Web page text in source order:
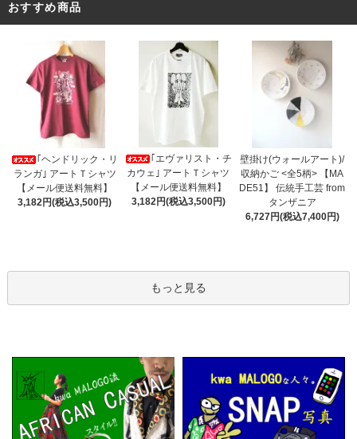
おすすめ商品
｢ヘンドリック・リ
ランガ｣ アートＴシャツ
【メール便送料無料】
3,182円(税込3,500円)
｢エヴァリスト・チ
カウェ｣ アートＴシャツ
【メール便送料無料】
3,182円(税込3,500円)
壁掛け(ウォールアート)/
収納かご <全5柄> 【MA
DE51】 伝統手工芸 from
タンザニア
6,727円(税込7,400円)
もっと見る